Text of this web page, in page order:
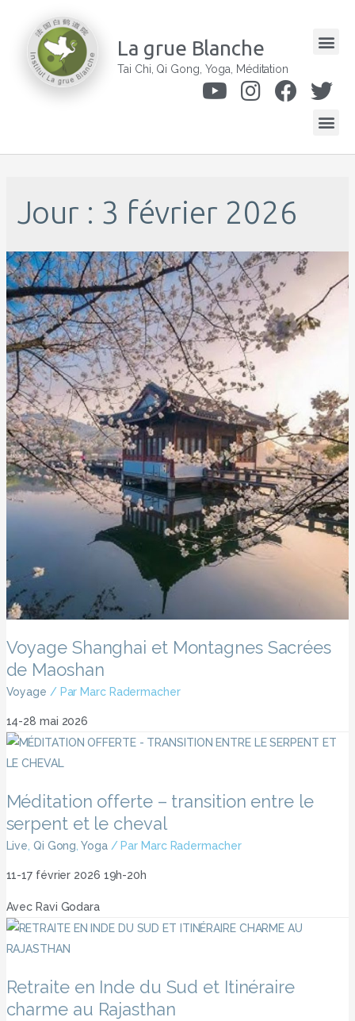
La grue Blanche
Tai Chi, Qi Gong, Yoga, Méditation
Jour : 3 février 2026
Voyage Shanghai et Montagnes Sacrées
de Maoshan
Voyage / Par Marc Radermacher
14-28 mai 2026
Méditation offerte – transition entre le
serpent et le cheval
Live, Qi Gong,Yoga/ Par Marc Radermacher
11-17 février 2026 19h-20h
Avec Ravi Godara
Retraite en Inde du Sud et Itinéraire
charme au Rajasthan